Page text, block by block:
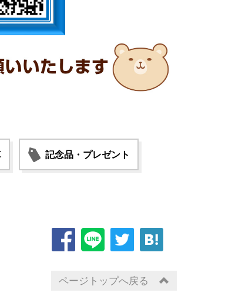
記念品・プレゼント
ページトップへ戻る